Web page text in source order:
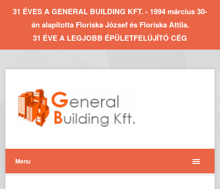
31 ÉVES A GENERAL BUILDING KFT. - 1994 március 30-
án alapította Floriska József és Floriska Attila.
31 ÉVE A LEGJOBB ÉPÜLETFELÚJÍTÓ CÉG
Menu